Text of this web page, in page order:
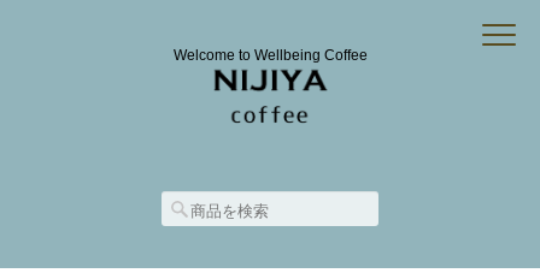
Welcome to Wellbeing Coffee